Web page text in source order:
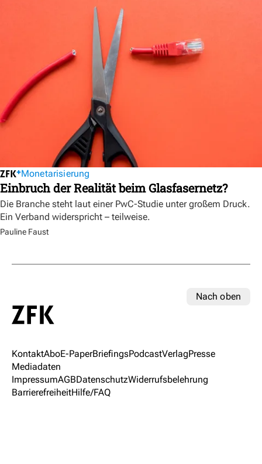
Monetarisierung
Einbruch der Realität beim Glasfasernetz?
Die Branche steht laut einer PwC-Studie unter großem Druck.
Ein Verband widerspricht – teilweise.
Pauline Faust
Nach oben
KontaktAboE-PaperBriefingsPodcastVerlagPresse
Mediadaten
ImpressumAGBDatenschutzWiderrufsbelehrung
BarrierefreiheitHilfe/FAQ